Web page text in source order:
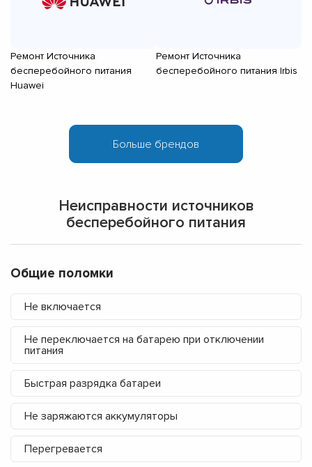
Ремонт Источника
бесперебойного питания
Huawei
Ремонт Источника
бесперебойного питания Irbis
Неисправности источников
бесперебойного питания
Общие поломки
Не включается
Не переключается на батарею при отключении
питания
Быстрая разрядка батареи
Не заряжаются аккумуляторы
Перегревается